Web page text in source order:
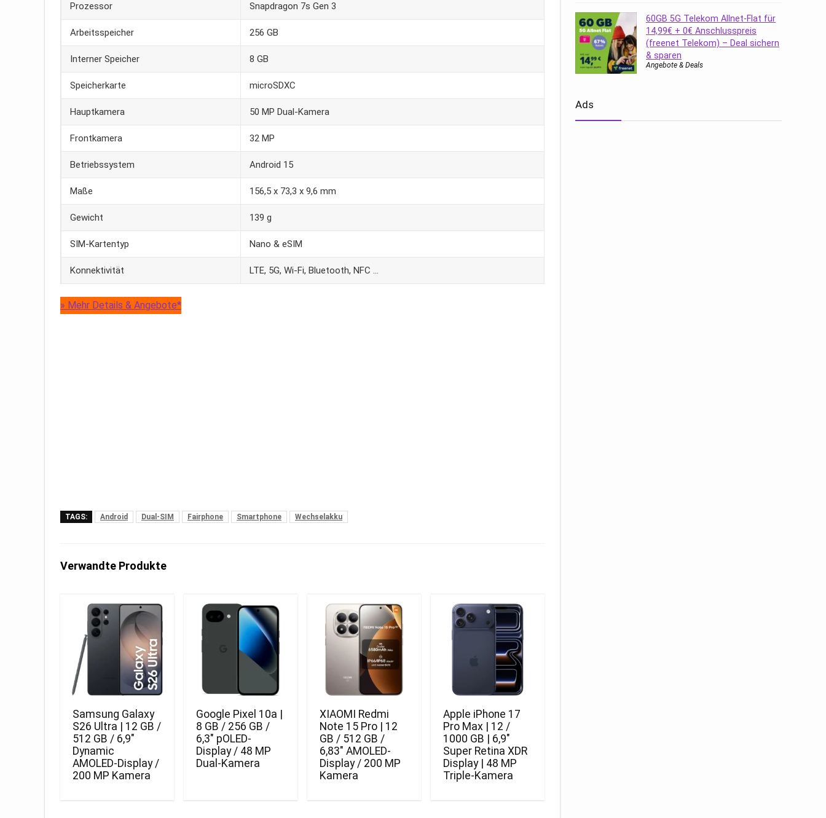
Prozessor Snapdragon 7s Gen 3
Arbeitsspeicher 256 GB
Interner Speicher 8 GB
Speicherkarte microSDXC
Hauptkamera 50 MP Dual-Kamera
Frontkamera 32 MP
Betriebssystem Android 15
Maße 156,5 x 73,3 x 9,6 mm
Gewicht 139 g
SIM-Kartentyp Nano & eSIM
Konnektivität LTE, 5G, Wi-Fi, Bluetooth, NFC …
» Mehr Details & Angebote*
TAGS: Android Dual-SIM Fairphone Smartphone Wechselakku
Verwandte Produkte
Samsung Galaxy
S26 Ultra | 12 GB /
512 GB / 6,9″
Dynamic
AMOLED-Display /
200 MP Kamera
Google Pixel 10a |
8 GB / 256 GB /
6,3″ pOLED-
Display / 48 MP
Dual-Kamera
XIAOMI Redmi
Note 15 Pro | 12
GB / 512 GB /
6,83″ AMOLED-
Display / 200 MP
Kamera
Apple iPhone 17
Pro Max | 12 /
1000 GB | 6,9″
Super Retina XDR
Display | 48 MP
Triple-Kamera
60GB 5G Telekom Allnet-Flat für
14,99€ + 0€ Anschlusspreis
(freenet Telekom) – Deal sichern
& sparen
Angebote & Deals
Ads